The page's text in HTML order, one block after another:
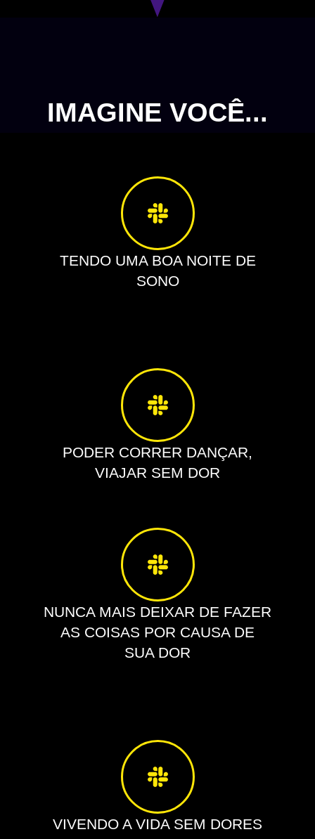
IMAGINE VOCÊ...
TENDO UMA BOA NOITE DE
SONO
PODER CORRER DANÇAR,
VIAJAR SEM DOR
NUNCA MAIS DEIXAR DE FAZER
AS COISAS POR CAUSA DE
SUA DOR
VIVENDO A VIDA SEM DORES